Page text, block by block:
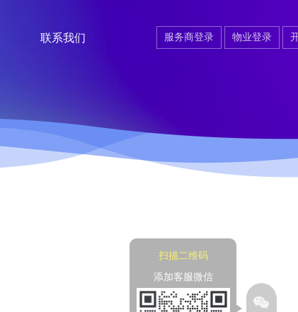
联系我们 服务商登录 物业登录
扫描二维码
添加客服微信